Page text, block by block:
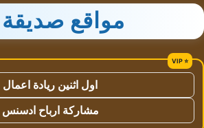
مواقع صديقة
اول اثنين ريادة اعمال
مشاركة ارباح ادسنس